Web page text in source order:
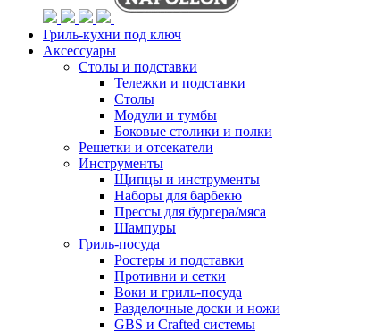
Гриль-кухни под ключ
Аксессуары
Столы и подставки
Тележки и подставки
Столы
Модули и тумбы
Боковые столики и полки
Решетки и отсекатели
Инструменты
Щипцы и инструменты
Наборы для барбекю
Прессы для бургера/мяса
Шампуры
Гриль-посуда
Ростеры и подставки
Противни и сетки
Воки и гриль-посуда
Разделочные доски и ножи
GBS и Crafted системы